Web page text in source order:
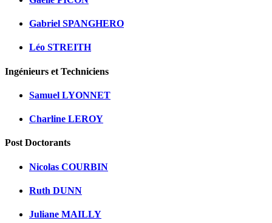
Gabriel SPANGHERO
Léo STREITH
Ingénieurs et Techniciens
Samuel LYONNET
Charline LEROY
Post Doctorants
Nicolas COURBIN
Ruth DUNN
Juliane MAILLY